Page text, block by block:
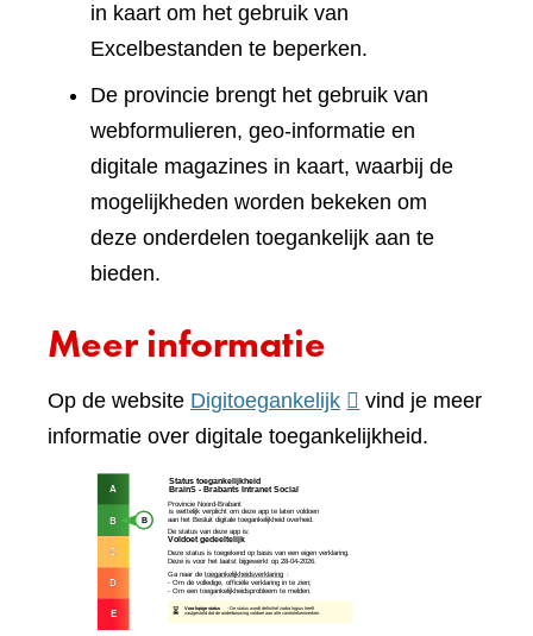
in kaart om het gebruik van
Excelbestanden te beperken.
De provincie brengt het gebruik van
webformulieren, geo-informatie en
digitale magazines in kaart, waarbij de
mogelijkheden worden bekeken om
deze onderdelen toegankelijk aan te
bieden.
Meer informatie
Op de website Digitoegankelijk(verwijst
naar
vind je meer
informatie over digitale toegankelijkheid.